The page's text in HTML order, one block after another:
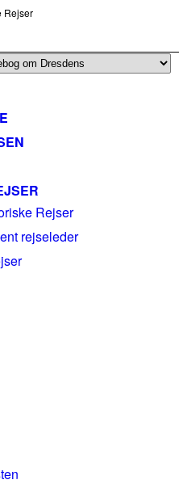
Rejser
Rejser
rejseleder